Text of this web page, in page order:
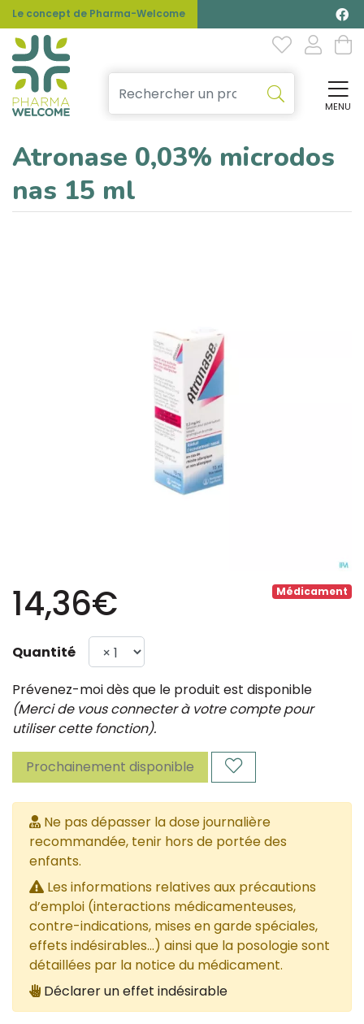
Le concept de Pharma-Welcome
MENU
Atronase 0,03% microdos
nas 15 ml
Médicament
14,36€
Quantité
Prévenez-moi dès que le produit est disponible
(Merci de vous connecter à votre compte pour
utiliser cette fonction).
Prochainement disponible
Ne pas dépasser la dose journalière
recommandée, tenir hors de portée des
enfants.
Les informations relatives aux précautions
d’emploi (interactions médicamenteuses,
contre-indications, mises en garde spéciales,
effets indésirables...) ainsi que la posologie sont
détaillées par la notice du médicament.
Déclarer un effet indésirable